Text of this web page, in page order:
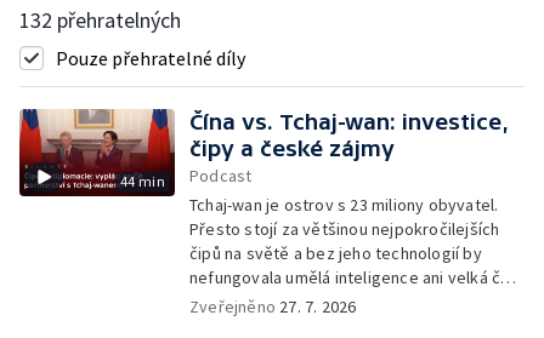
132 přehratelných
Pouze přehratelné díly
44 min
Čína vs. Tchaj-wan: investice,
čipy a české zájmy
Podcast
Tchaj-wan je ostrov s 23 miliony obyvatel.
Přesto stojí za většinou nejpokročilejších
čipů na světě a bez jeho technologií by
nefungovala umělá inteligence ani velká část
moderní ekonomiky. Jaké vztahy má Tchaj-
Zveřejněno 27. 7. 2026